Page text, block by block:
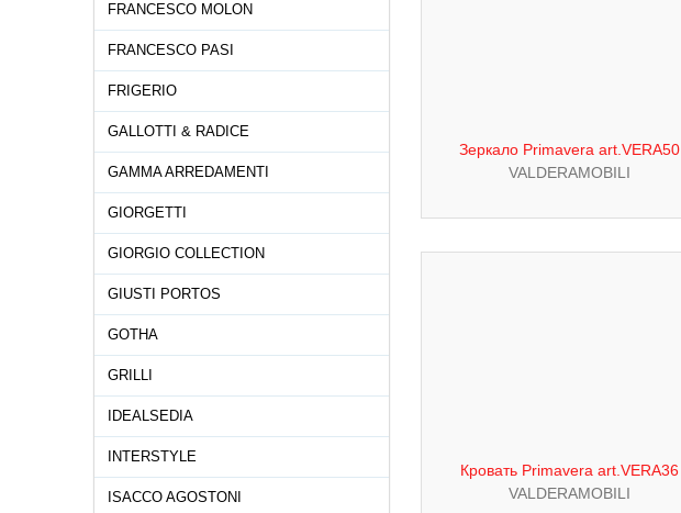
FRANCESCO MOLON
FRANCESCO PASI
FRIGERIO
GALLOTTI & RADICE
GAMMA ARREDAMENTI
GIORGETTI
GIORGIO COLLECTION
GIUSTI PORTOS
GOTHA
GRILLI
IDEALSEDIA
INTERSTYLE
ISACCO AGOSTONI
Зеркало Primavera art.VERA50
VALDERAMOBILI
Кровать Primavera art.VERA36
VALDERAMOBILI